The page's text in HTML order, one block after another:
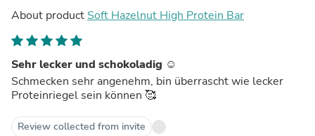
About product Soft Hazelnut High Protein Bar
Sehr lecker und schokoladig ☺️
Schmecken sehr angenehm, bin überrascht wie lecker
Proteinriegel sein können 🥰
Review collected from invite